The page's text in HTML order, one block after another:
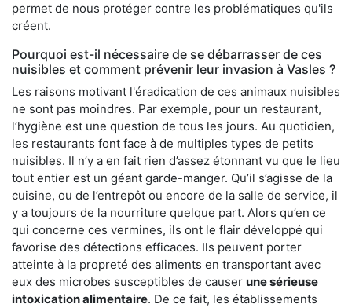
permet de nous protéger contre les problématiques qu'ils
créent.
Pourquoi est-il nécessaire de se débarrasser de ces
nuisibles et comment prévenir leur invasion à Vasles ?
Les raisons motivant l'éradication de ces animaux nuisibles
ne sont pas moindres. Par exemple, pour un restaurant,
l’hygiène est une question de tous les jours. Au quotidien,
les restaurants font face à de multiples types de petits
nuisibles. Il n’y a en fait rien d’assez étonnant vu que le lieu
tout entier est un géant garde-manger. Qu’il s’agisse de la
cuisine, ou de l’entrepôt ou encore de la salle de service, il
y a toujours de la nourriture quelque part. Alors qu’en ce
qui concerne ces vermines, ils ont le flair développé qui
favorise des détections efficaces. Ils peuvent porter
atteinte à la propreté des aliments en transportant avec
eux des microbes susceptibles de causer une sérieuse
intoxication alimentaire. De ce fait, les établissements